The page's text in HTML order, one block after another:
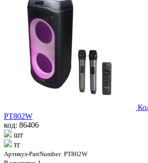
PT802W
код: 86406
шт
тг
Артикул-PartNumber: PT802W